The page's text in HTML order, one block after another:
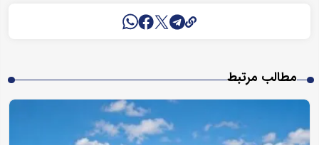
مطالب مرتبط